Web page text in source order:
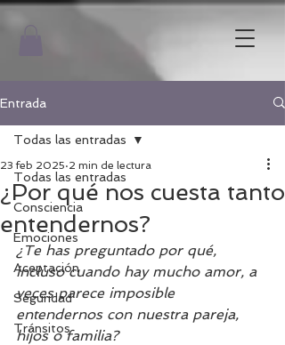
Entrada
Todas las entradas
Consciencia
Emociones
Aceptación
Seguridad
Tránsitos
Todas las entradas
¿Por qué nos cuesta tanto
entendernos?
23 feb 2025 2 min de lectura
¿Te has preguntado por qué,
incluso cuando hay mucho amor, a
veces parece imposible
entendernos con nuestra pareja,
hijos o familia?